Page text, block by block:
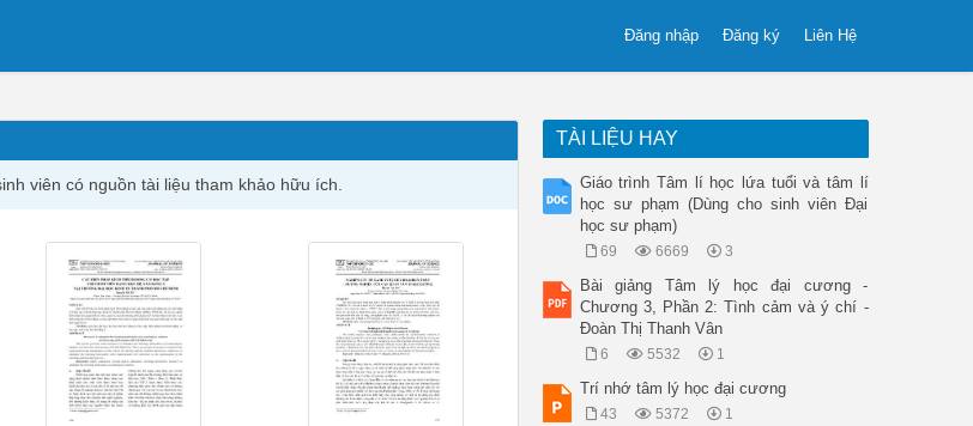
Liên Hệ
Đăng ký
Đăng nhập
viên có nguồn tài liệu tham khảo hữu ích.
TÀI LIỆU HAY
Giáo trình Tâm lí học lứa tuổi và tâm lí
học sư phạm (Dùng cho sinh viên Đại
học sư phạm)
69 6669 3
Bài giảng Tâm lý học đại cương -
Chương 3, Phần 2: Tình cảm và ý chí -
Đoàn Thị Thanh Vân
6 5532 1
Trí nhớ tâm lý học đại cương
43 5372 1